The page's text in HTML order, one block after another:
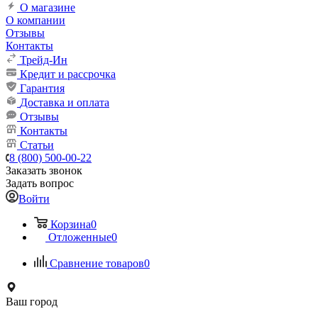
О магазине
О компании
Отзывы
Контакты
Трейд-Ин
Кредит и рассрочка
Гарантия
Доставка и оплата
Отзывы
Контакты
Статьи
8 (800) 500-00-22
Заказать звонок
Задать вопрос
Войти
Корзина0
Отложенные0
Сравнение товаров0
Ваш город